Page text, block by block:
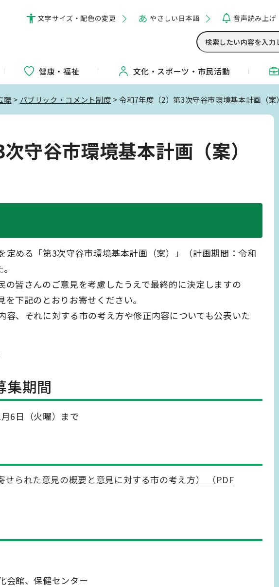
文字サイズ・配色の変更 やさしい日本語 音声読み上げ
健康・福祉 文化・ スポーツ・ 市民活動
聴 > パブリック・コメント制度 > 令和7年度（2）第3次守谷市環境基本計画（案）
守谷市環境基本計画（案）
定める「第3次守谷市環境基本計画（案）」（計画期間：令和
の皆さんのご意見を考慮したうえで最終的に決定しますの
下記のとおりお寄せください。
、それに対する市の考え方や修正内容についても公表いた
集期間
6日（火曜）まで
られた意見の概要と意見に対する市の考え方） （PDF
会館、保健センター